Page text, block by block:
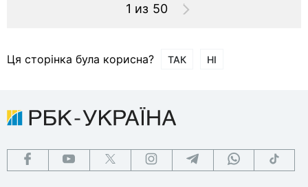
1 из 50
Ця сторінка була корисна? ТАК НІ